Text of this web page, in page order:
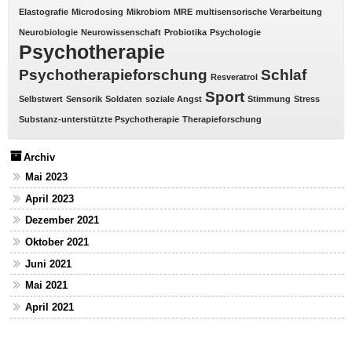
Elastografie Microdosing Mikrobiom MRE multisensorische Verarbeitung
Neurobiologie Neurowissenschaft Probiotika Psychologie
Psychotherapie
Psychotherapieforschung Resveratrol Schlaf
Selbstwert Sensorik Soldaten soziale Angst Sport Stimmung Stress
Substanz-unterstützte Psychotherapie Therapieforschung
Archiv
Mai 2023
April 2023
Dezember 2021
Oktober 2021
Juni 2021
Mai 2021
April 2021